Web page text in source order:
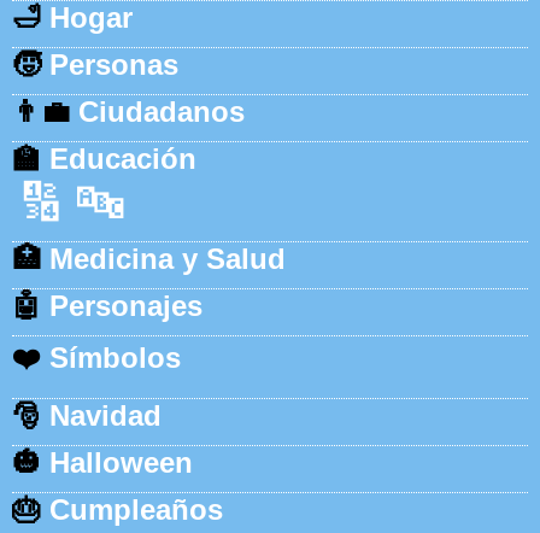
🛁 Hogar
🧒 Personas
👨‍💼 Ciudadanos
🏫 Educación
🔢 🔤
🏥 Medicina y Salud
🤖 Personajes
❤️ Símbolos
🎅 Navidad
🎃 Halloween
🎂 Cumpleaños